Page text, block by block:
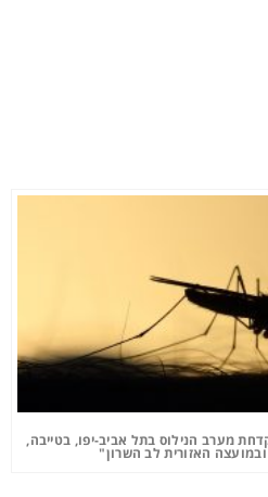
מערב הנילוס בתל אביב-יפו, בטייבה,
האזורית לב השרון"